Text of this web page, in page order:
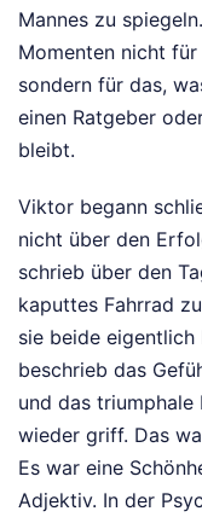
Mannes zu
Momenten nicht
sondern für das,
einen Ratgeber
bleibt.
Viktor begann
nicht über den
schrieb über den
kaputtes Fahrrad
sie beide eigentlich
beschrieb das
und das triumphale
wieder griff. Das
Es war eine
Adjektiv. In der